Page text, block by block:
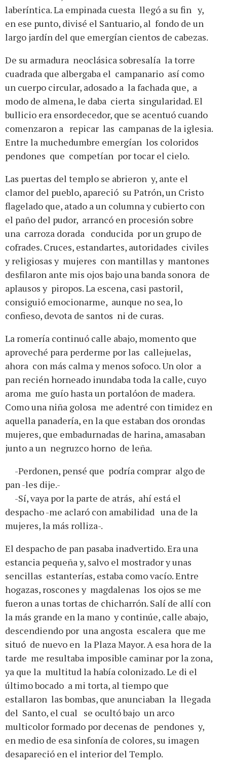
laberíntica. La empinada cuesta llegó a su fin y,
en ese punto, divisé el Santuario, al fondo de un
largo jardín del que emergían cientos de cabezas.
De su armadura neoclásica sobresalía la torre
cuadrada que albergaba el campanario así como
un cuerpo circular, adosado a la fachada que, a
modo de almena, le daba cierta singularidad. El
bullicio era ensordecedor, que se acentuó cuando
comenzaron a repicar las campanas de la iglesia.
Entre la muchedumbre emergían los coloridos
pendones que competían por tocar el cielo.
Las puertas del templo se abrieron y, ante el
clamor del pueblo, apareció su Patrón, un Cristo
flagelado que, atado a un columna y cubierto con
el paño del pudor, arrancó en procesión sobre
una carroza dorada conducida por un grupo de
cofrades. Cruces, estandartes, autoridades civiles
y religiosas y mujeres con mantillas y mantones
desfilaron ante mis ojos bajo una banda sonora de
aplausos y piropos. La escena, casi pastoril,
consiguió emocionarme, aunque no sea, lo
confieso, devota de santos ni de curas.
La romería continuó calle abajo, momento que
aproveché para perderme por las callejuelas,
ahora con más calma y menos sofoco. Un olor a
pan recién horneado inundaba toda la calle, cuyo
aroma me guío hasta un portalóon de madera.
Como una niña golosa me adentré con timidez en
aquella panadería, en la que estaban dos orondas
mujeres, que embadurnadas de harina, amasaban
junto a un negruzco horno de leña.
-Perdonen, pensé que podría comprar algo de
pan -les dije.-
-Sí, vaya por la parte de atrás, ahí está el
despacho -me aclaró con amabilidad una de la
mujeres, la más rolliza-.
El despacho de pan pasaba inadvertido. Era una
estancia pequeña y, salvo el mostrador y unas
sencillas estanterías, estaba como vacío. Entre
hogazas, roscones y magdalenas los ojos se me
fueron a unas tortas de chicharrón. Salí de allí con
la más grande en la mano y continúe, calle abajo,
descendiendo por una angosta escalera que me
situó de nuevo en la Plaza Mayor. A esa hora de la
tarde me resultaba imposible caminar por la zona,
ya que la multitud la había colonizado. Le di el
último bocado a mi torta, al tiempo que
estallaron las bombas, que anunciaban la llegada
del Santo, el cual se ocultó bajo un arco
multicolor formado por decenas de pendones y,
en medio de esa sinfonía de colores, su imagen
desapareció en el interior del Templo.